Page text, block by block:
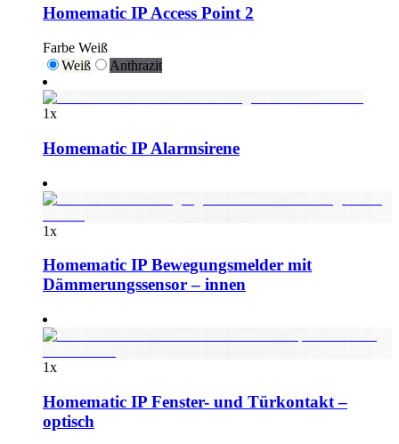
Homematic IP Access Point 2
Farbe Weiß
Weiß
Anthrazit
1x
Homematic IP Alarmsirene
1x
Homematic IP Bewegungsmelder mit
Dämmerungssensor – innen
1x
Homematic IP Fenster- und Türkontakt –
optisch